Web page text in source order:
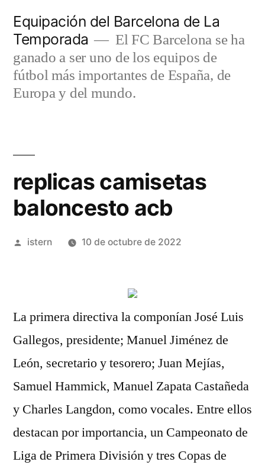
contenido
Equipación del Barcelona de La
Temporada
El FC Barcelona se ha
ganado a ser uno de los equipos de
fútbol más importantes de España, de
Europa y del mundo.
replicas camisetas
baloncesto acb
Publicado
istern 10 de octubre de 2022
La primera directiva la componían José Luis
Gallegos, presidente; Manuel Jiménez de
León, secretario y tesorero; Juan Mejías,
Samuel Hammick, Manuel Zapata Castañeda
y Charles Langdon, como vocales. Entre ellos
destacan por importancia, un Campeonato de
Liga de Primera División y tres Copas de